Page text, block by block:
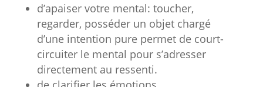
d’apaiser votre mental: toucher,
regarder, posséder un objet chargé
d’une intention pure permet de court-
circuiter le mental pour s’adresser
directement au ressenti.